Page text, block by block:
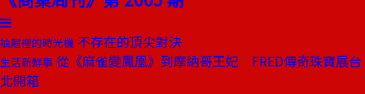
抽屜裡的時光機 不存在的頂尖對決
生活新鮮事 從《麻雀變鳳凰》到摩納哥王妃 FRED傳奇珠寶展台
北開箱